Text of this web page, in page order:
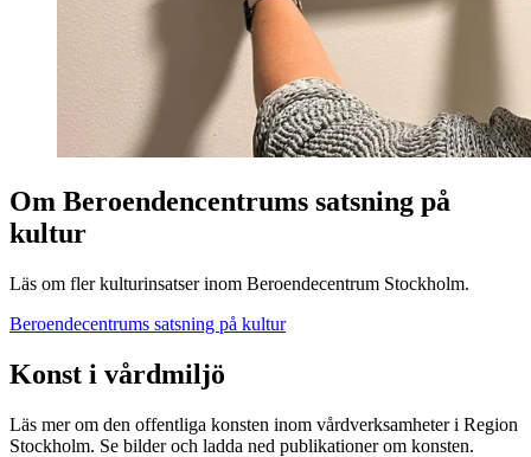
Om Beroendencentrums satsning på
kultur
Läs om fler kulturinsatser inom Beroendecentrum Stockholm.
Beroendecentrums satsning på kultur
Konst i vårdmiljö
Läs mer om den offentliga konsten inom vårdverksamheter i Region
Stockholm. Se bilder och ladda ned publikationer om konsten.